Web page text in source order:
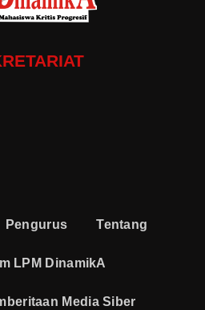
Pengurus Tentang
LPM DinamikA
Media Siber